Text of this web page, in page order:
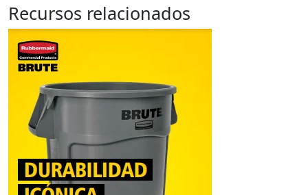
Recursos relacionados